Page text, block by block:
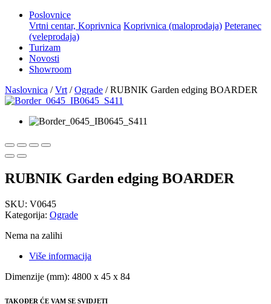
Poslovnice
Vrtni centar, Koprivnica Koprivnica (maloprodaja) Peteranec
(veleprodaja)
Turizam
Novosti
Showroom
Naslovnica /Vrt /Ograde / RUBNIK Garden edging BOARDER
RUBNIK Garden edging BOARDER
SKU: V0645
Kategorija: Ograde
Nema na zalihi
Više informacija
Dimenzije (mm): 4800 x 45 x 84
TAKOĐER ĆE VAM SE SVIDJETI